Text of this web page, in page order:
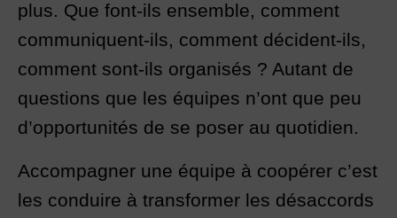
plus. Que font-ils ensemble, comment
communiquent-ils, comment décident-ils,
comment sont-ils organisés ? Autant de
questions que les équipes n’ont que peu
d’opportunités de se poser au quotidien.
Accompagner une équipe à coopérer c’est
les conduire à transformer les désaccords